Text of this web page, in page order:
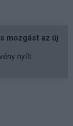
mozgást az új
nyílt